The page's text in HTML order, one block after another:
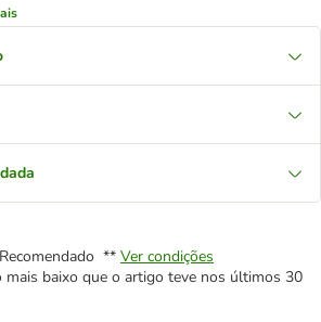
** Ver condições
mais baixo que o artigo teve nos últimos 30